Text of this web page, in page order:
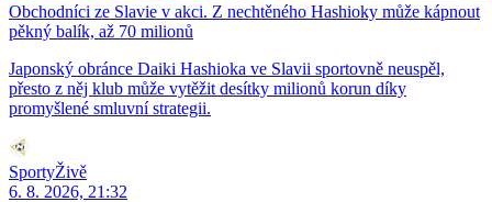
Obchodníci ze Slavie v akci. Z nechtěného Hashioky může kápnout
pěkný balík, až 70 milionů
Japonský obránce Daiki Hashioka ve Slavii sportovně neuspěl,
přesto z něj klub může vytěžit desítky milionů korun díky
promyšlené smluvní strategii.
SportyŽivě
6. 8. 2026, 21:32